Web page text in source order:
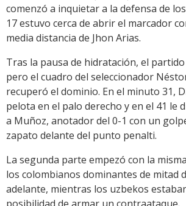
comenzó a inquietar a la defensa de
17 estuvo cerca de abrir el marcador
media distancia de Jhon Arias.
Tras la pausa de hidratación, el
pero el cuadro del seleccionador
recuperó el dominio. En el minuto 31,
pelota en el palo derecho y en el 41 le
a Muñoz, anotador del 0-1 con un
zapato delante del punto penalti.
La segunda parte empezó con la
los colombianos dominantes de mitad
adelante, mientras los uzbekos